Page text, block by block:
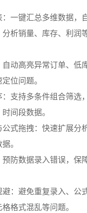
一键汇总多维数据，
析销量、库存、利润
动高亮异常订单、低
位问题。
支持多条件组合筛选
间段数据。
式拖拽：快速扩展分
。
防数据录入错误，保
：避免重复录入、公
格式混乱等问题。